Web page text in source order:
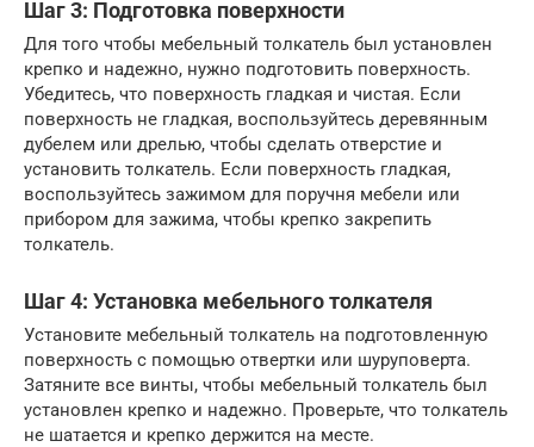
Шаг 3: Подготовка поверхности
Для того чтобы мебельный толкатель был установлен
крепко и надежно, нужно подготовить поверхность.
Убедитесь, что поверхность гладкая и чистая. Если
поверхность не гладкая, воспользуйтесь деревянным
дубелем или дрелью, чтобы сделать отверстие и
установить толкатель. Если поверхность гладкая,
воспользуйтесь зажимом для поручня мебели или
прибором для зажима, чтобы крепко закрепить
толкатель.
Шаг 4: Установка мебельного толкателя
Установите мебельный толкатель на подготовленную
поверхность с помощью отвертки или шуруповерта.
Затяните все винты, чтобы мебельный толкатель был
установлен крепко и надежно. Проверьте, что толкатель
не шатается и крепко держится на месте.